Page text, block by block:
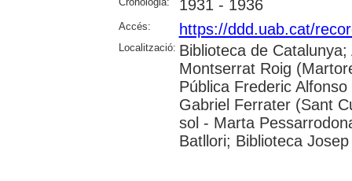
1931 - 1936
Accés: https://ddd.uab.cat/
Localització: Biblioteca de
Montserrat Roig
Pública Frederic
Gabriel Ferrater (Sant
sol - Marta
Batllori; Biblioteca